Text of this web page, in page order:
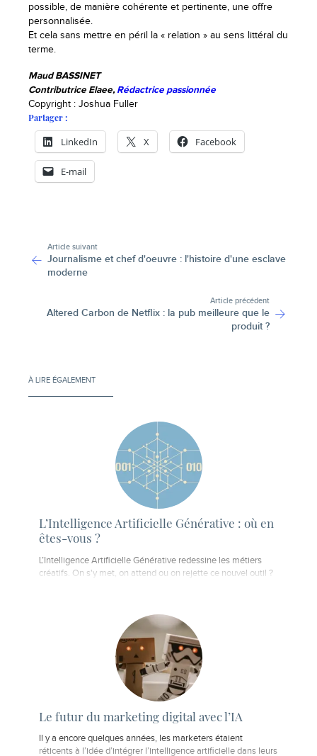
possible, de manière cohérente et pertinente, une offre
personnalisée.
Et cela sans mettre en péril la « relation » au sens littéral du
terme.
Maud BASSINET
Contributrice Elaee, Rédactrice passionnée
Copyright : Joshua Fuller
Partager :
LinkedIn X Facebook
E-mail
Article suivant
Journalisme et chef d'oeuvre : l'histoire d'une esclave
moderne
Article précédent
Altered Carbon de Netflix : la pub meilleure que le
produit ?
À LIRE ÉGALEMENT
L’Intelligence Artificielle Générative : où en
êtes-vous ?
L’Intelligence Artificielle Générative redessine les métiers
créatifs. On s'y met, on attend ou on rejette ce nouvel outil ?
Le futur du marketing digital avec l’IA
Il y a encore quelques années, les marketers étaient
réticents à l’idée d’intégrer l’intelligence artificielle dans leurs